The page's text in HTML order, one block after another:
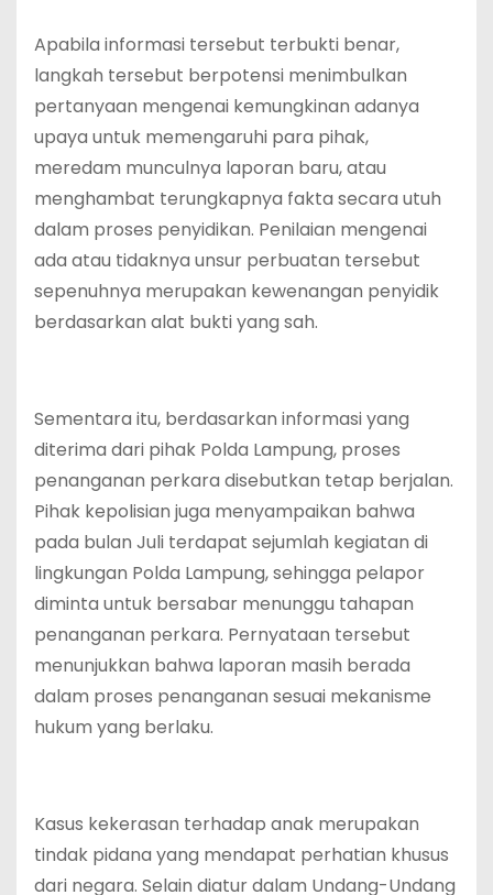
Apabila informasi tersebut terbukti benar,
langkah tersebut berpotensi menimbulkan
pertanyaan mengenai kemungkinan adanya
upaya untuk memengaruhi para pihak,
meredam munculnya laporan baru, atau
menghambat terungkapnya fakta secara utuh
dalam proses penyidikan. Penilaian mengenai
ada atau tidaknya unsur perbuatan tersebut
sepenuhnya merupakan kewenangan penyidik
berdasarkan alat bukti yang sah.
Sementara itu, berdasarkan informasi yang
diterima dari pihak Polda Lampung, proses
penanganan perkara disebutkan tetap berjalan.
Pihak kepolisian juga menyampaikan bahwa
pada bulan Juli terdapat sejumlah kegiatan di
lingkungan Polda Lampung, sehingga pelapor
diminta untuk bersabar menunggu tahapan
penanganan perkara. Pernyataan tersebut
menunjukkan bahwa laporan masih berada
dalam proses penanganan sesuai mekanisme
hukum yang berlaku.
Kasus kekerasan terhadap anak merupakan
tindak pidana yang mendapat perhatian khusus
dari negara. Selain diatur dalam Undang-Undang